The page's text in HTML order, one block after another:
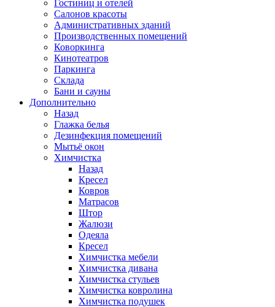
Гостиниц и отелей
Салонов красоты
Административных зданий
Производственных помещений
Коворкинга
Кинотеатров
Паркинга
Склада
Бани и сауны
Дополнительно
Назад
Глажка белья
Дезинфекция помещений
Мытьё окон
Химчистка
Назад
Кресел
Ковров
Матрасов
Штор
Жалюзи
Одеяла
Кресел
Химчистка мебели
Химчистка дивана
Химчистка стульев
Химчистка ковролина
Химчистка подушек